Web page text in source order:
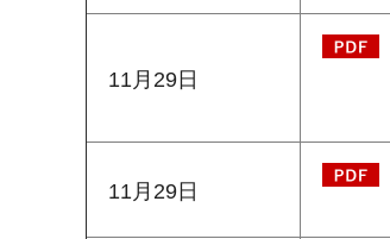
11月29日
11月29日